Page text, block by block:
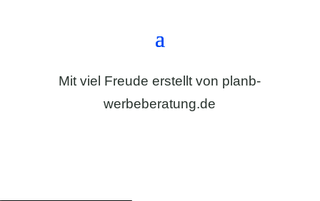
Mit viel Freude erstellt von planb-
werbeberatung.de